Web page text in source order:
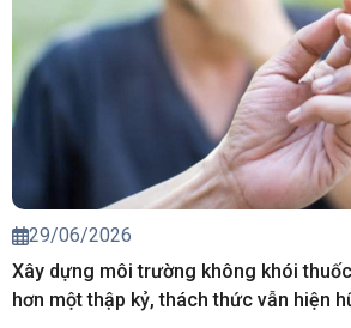
29/06/2026
Xây dựng môi trường không khói
hơn một thập kỷ, thách thức vẫn hiện